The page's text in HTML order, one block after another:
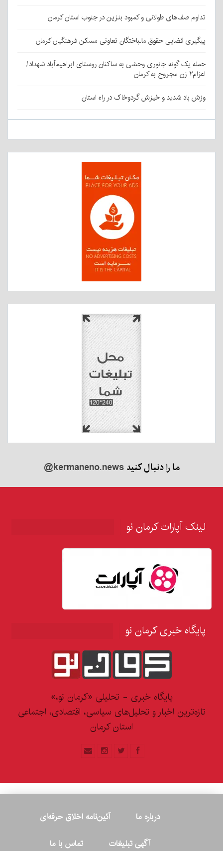
تداوم صف‌های طولانی و کمبود بنزین در جنوب استان کرمان
پیگیری قضایی حقوق مالباختگان تعاونی مسکن فرهنگیان کرمان
حمله یک گونه جانوری وحشی به ساکنان روستای ابراهیم‌آباد شهداد/
اعزام۲ زن مجروح به کرمان
وزش باد شدید و خیزش گردوخاک در راه استان
ما را دنبال کنید@kermaneno.news
لینک آپارات کرمان نو
پایگاه خبری کرمان نو
پایگاه خبری - تحلیلی «کرمان نو،»
تازه‌ترین اخبار و تحلیل‌های سیاسی، اقتصادی، اجتماعی
استان کرمان
درباره ما
آئین‌نامه اخلاق حرفه‌ای
آگهی تبلیغات
تماس با ما